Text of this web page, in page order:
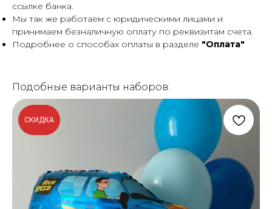
ссылке банка.
Мы так же работаем с юридическими лицами и
принимаем безналичную оплату по реквизитам счета.
Подробнее о способах оплаты в разделе "Оплата"
Подобные варианты наборов:
СКИДКА